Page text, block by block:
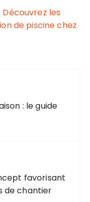
les
de piscine chez
: le guide
favorisant
de chantier